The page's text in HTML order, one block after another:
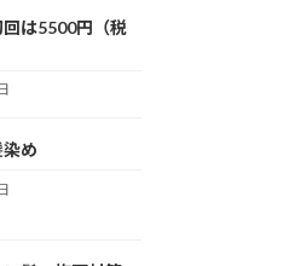
は5500円（税
め